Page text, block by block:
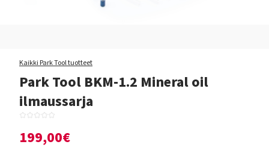
Kaikki Park Tool tuotteet
Park Tool BKM-1.2 Mineral oil
ilmaussarja
199,00€